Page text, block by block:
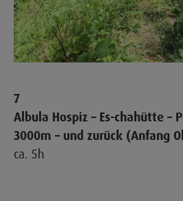
7
Albula Hospiz – Es-chahütte –
3000m – und zurück (Anfang
ca. 5h